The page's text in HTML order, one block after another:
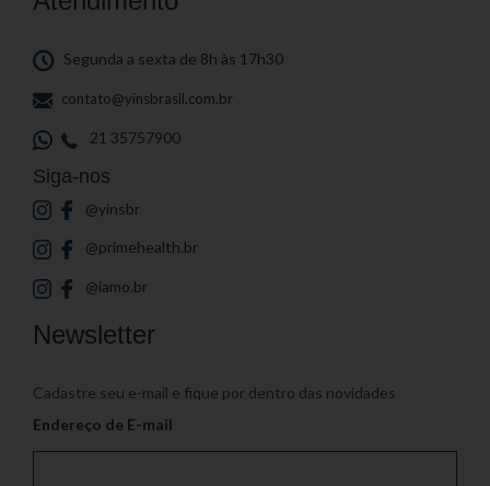
Segunda a sexta de 8h às 17h30
contato@yinsbrasil.com.br
21 35757900
Siga-nos
@yinsbr
@primehealth.br
@iamo.br
Newsletter
Cadastre seu e-mail e fique por dentro das novidades
Endereço de E-mail